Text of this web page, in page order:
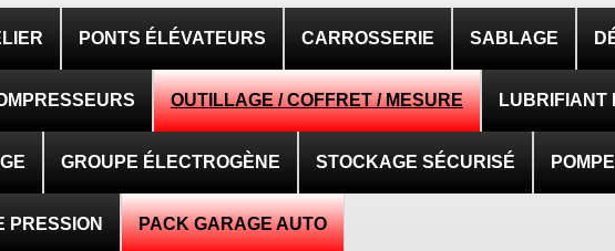
PONTS ÉLÉVATEURS CARROSSERIE SABLAGE
OUTILLAGE / COFFRET / MESURE LUBRIFIANT
GROUPE ÉLECTROGÈNE STOCKAGE SÉCURISÉ
PRESSION PACK GARAGE AUTO